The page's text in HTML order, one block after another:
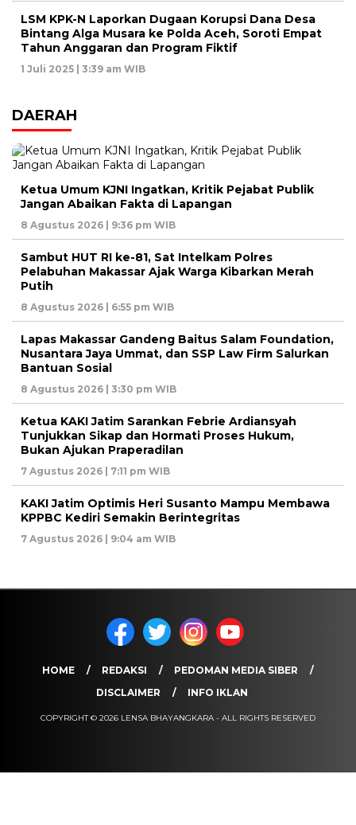
LSM KPK-N Laporkan Dugaan Korupsi Dana Desa
Bintang Alga Musara ke Polda Aceh, Soroti Empat
Tahun Anggaran dan Program Fiktif
1 Juli 2025 | 3:39 am WIB
DAERAH
Ketua Umum KJNI Ingatkan, Kritik Pejabat Publik
Jangan Abaikan Fakta di Lapangan
8 Agustus 2026 | 9:36 pm WIB
Sambut HUT RI ke-81, Sat Intelkam Polres
Pelabuhan Makassar Ajak Warga Kibarkan Merah
Putih
8 Agustus 2026 | 6:55 pm WIB
Lapas Makassar Gandeng Baitus Salam Foundation,
Nusantara Jaya Ummat, dan SSP Law Firm Salurkan
Bantuan Sosial
8 Agustus 2026 | 3:30 pm WIB
Ketua KAKI Jatim Sarankan Febrie Ardiansyah
Tunjukkan Sikap dan Hormati Proses Hukum,
Bukan Ajukan Praperadilan
7 Agustus 2026 | 7:11 pm WIB
KAKI Jatim Optimis Heri Susanto Mampu Membawa
KPPBC Kediri Semakin Berintegritas
7 Agustus 2026 | 9:04 am WIB
HOME REDAKSI
PEDOMAN MEDIA SIBER
DISCLAIMER
INFO IKLAN
COPYRIGHT © 2026 LENSA BHAYANGKARA - ALL RIGHTS RESERVED